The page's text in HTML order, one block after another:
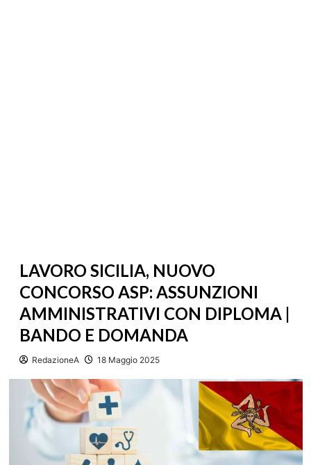
LAVORO SICILIA, NUOVO
CONCORSO ASP: ASSUNZIONI
AMMINISTRATIVI CON DIPLOMA |
BANDO E DOMANDA
RedazioneA 18 Maggio 2025